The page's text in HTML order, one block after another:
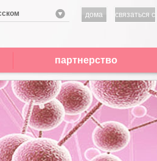
дома
связаться с
партнерство